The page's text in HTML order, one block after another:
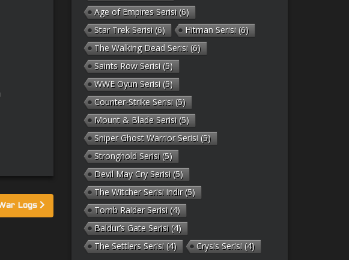
Logs
Age of Empires Serisi (6)
Star Trek Serisi (6) Hitman Serisi (6)
The Walking Dead Serisi (6)
Saints Row Serisi (5)
WWE Oyun Serisi (5)
Counter-Strike Serisi (5)
Mount & Blade Serisi (5)
Sniper Ghost Warrior Serisi (5)
Stronghold Serisi (5)
Devil May Cry Serisi (5)
The Witcher Serisi indir(5)
Tomb Raider Serisi (4)
Baldur’s Gate Serisi (4)
The Settlers Serisi (4) Crysis Serisi (4)